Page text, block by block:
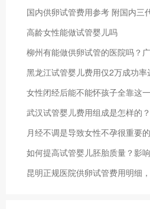
国内供卵试管费用参考 附国内三
高龄女性能做试管婴儿吗
柳州有能做供卵试管的医院吗？
黑龙江试管婴儿费用仅2万成功
女性闭经后能不能怀孩子全靠这
武汉试管婴儿费用组成是怎样的
月经不调是导致女性不孕很重要
如何提高试管婴儿胚胎质量？影
昆明正规医院供卵试管费用明细